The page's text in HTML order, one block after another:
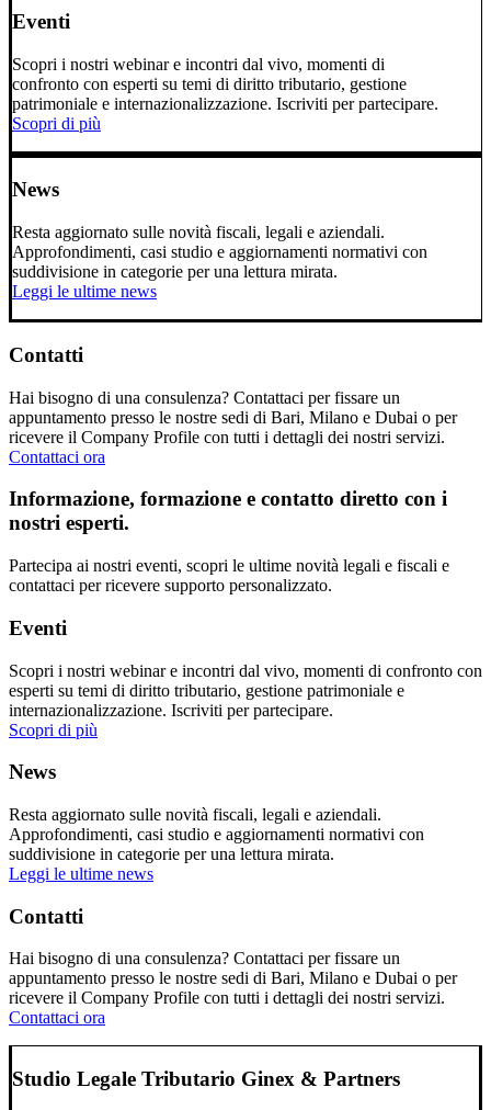
Eventi
Scopri i nostri webinar e incontri dal vivo, momenti di
confronto con esperti su temi di diritto tributario, gestione
patrimoniale e internazionalizzazione. Iscriviti per partecipare.
Scopri di più
News
Resta aggiornato sulle novità fiscali, legali e aziendali.
Approfondimenti, casi studio e aggiornamenti normativi con
suddivisione in categorie per una lettura mirata.
Leggi le ultime news
Contatti
Hai bisogno di una consulenza? Contattaci per fissare un
appuntamento presso le nostre sedi di Bari, Milano e Dubai o per
ricevere il Company Profile con tutti i dettagli dei nostri servizi.
Contattaci ora
Informazione, formazione e contatto diretto con i
nostri esperti.
Partecipa ai nostri eventi, scopri le ultime novità legali e fiscali e
contattaci per ricevere supporto personalizzato.
Eventi
Scopri i nostri webinar e incontri dal vivo, momenti di confronto con
esperti su temi di diritto tributario, gestione patrimoniale e
internazionalizzazione. Iscriviti per partecipare.
Scopri di più
News
Resta aggiornato sulle novità fiscali, legali e aziendali.
Approfondimenti, casi studio e aggiornamenti normativi con
suddivisione in categorie per una lettura mirata.
Leggi le ultime news
Contatti
Hai bisogno di una consulenza? Contattaci per fissare un
appuntamento presso le nostre sedi di Bari, Milano e Dubai o per
ricevere il Company Profile con tutti i dettagli dei nostri servizi.
Contattaci ora
Studio Legale Tributario Ginex & Partners